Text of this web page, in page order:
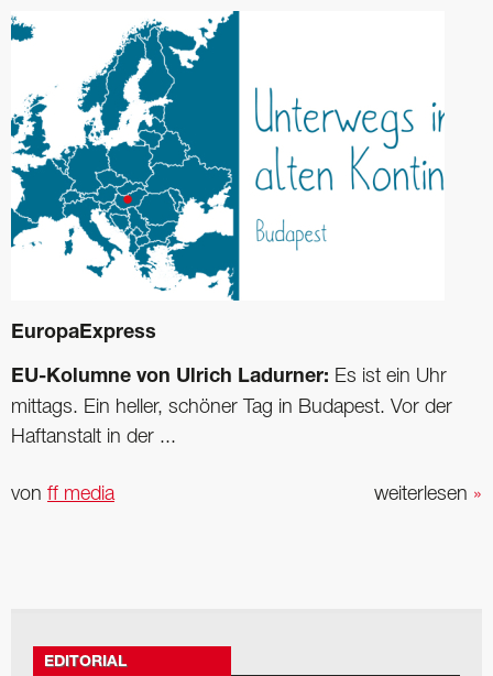
EuropaExpress
EU-Kolumne von Ulrich Ladurner: Es ist ein Uhr
mittags. Ein heller, schöner Tag in Budapest. Vor der
Haftanstalt in der ...
weiterlesen »
von ff media
EDITORIAL